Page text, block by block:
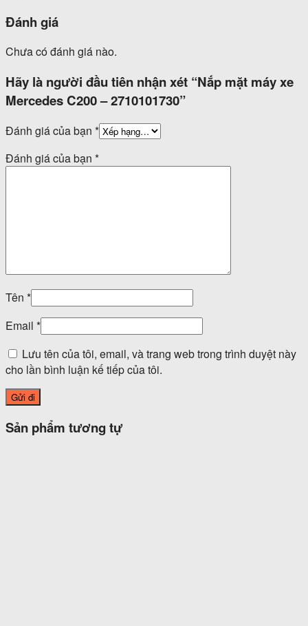
Đánh giá
Chưa có đánh giá nào.
Hãy là người đầu tiên nhận xét “Nắp mặt máy xe
Mercedes C200 – 2710101730”
Đánh giá của bạn *
Đánh giá của bạn *
Tên *
Email *
Lưu tên của tôi, email, và trang web trong trình duyệt này
cho lần bình luận kế tiếp của tôi.
Sản phẩm tương tự